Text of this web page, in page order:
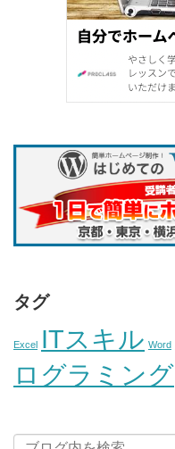
タグ
Excel ITスキル Word
ログラミング